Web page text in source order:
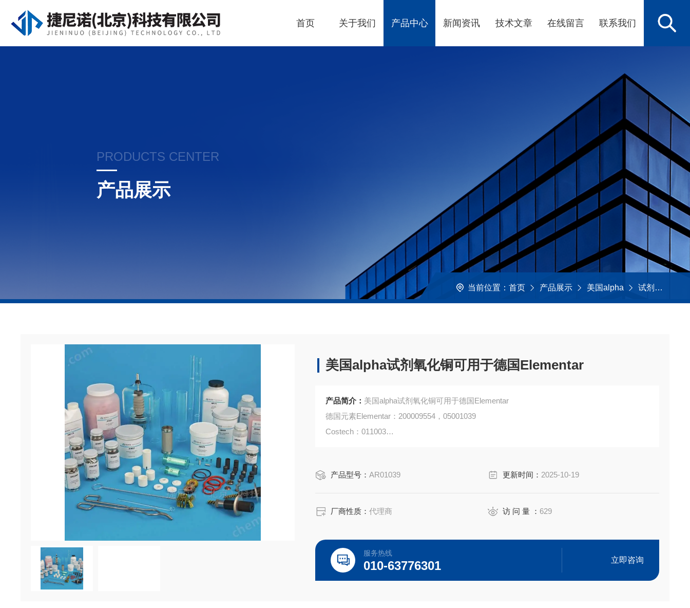
首页 关于我们 产品中心 新闻资讯 技术文章 在线留言 联系我们
PRODUCTS CENTER
产品展示
当前位置： 首页 产品展示 美国alpha 试剂及助熔剂
美国alpha试剂氧化铜可用于德国Elementar
产品简介： 美国alpha试剂氧化铜可用于德国Elementar
德国元素Elementar：200009554，05001039
Costech：011003
产品型号：AR01039 更新时间： 2025-10-19
厂商性质：代理商 访 问 量 ： 629
服务热线
010-63776301 立即咨询